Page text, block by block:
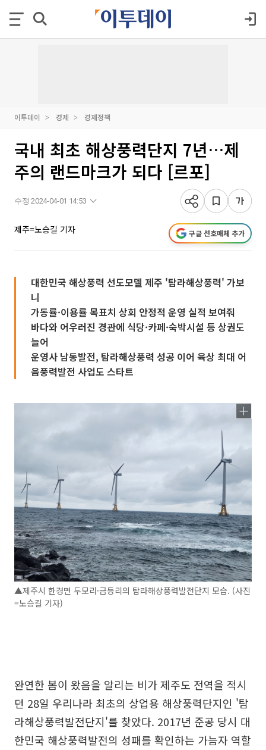
이투데이 경제 경제정책
국내 최초 해상풍력단지 7년…제
주의 랜드마크가 되다 [르포]
수정 2024-04-01 14:53
제주=노승길 기자 구글 선호매체 추가
대한민국 해상풍력 선도모델 제주 '탐라해상풍력' 가보
니
가동률·이용률 목표치 상회 안정적 운영 실적 보여줘
바다와 어우러진 경관에 식당·카페·숙박시설 등 상권도
늘어
운영사 남동발전, 탐라해상풍력 성공 이어 육상 최대 어
음풍력발전 사업도 스타트
▲제주시 한경면 두모리·금등리의 탐라해상풍력발전단지 모습. (사진
=노승길 기자)
완연한 봄이 왔음을 알리는 비가 제주도 전역을 적시
던 28일 우리나라 최초의 상업용 해상풍력단지인 '탐
라해상풍력발전단지'를 찾았다. 2017년 준공 당시 대
한민국 해상풍력발전의 성패를 확인하는 가늠자 역할